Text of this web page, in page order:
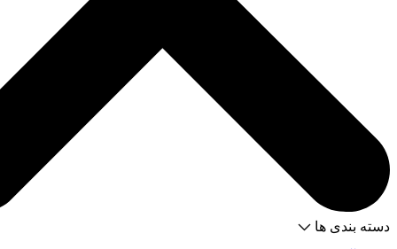
دسته بندی ها